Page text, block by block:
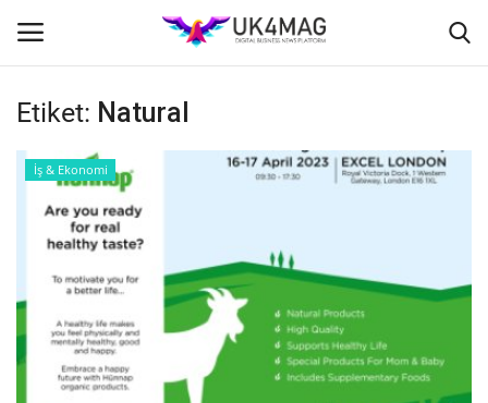
Giriş yapmak
Ana Sayfa
TVNET
TOPLUM
İş Platformu
Etiket: Natural
İş & Ekonomi